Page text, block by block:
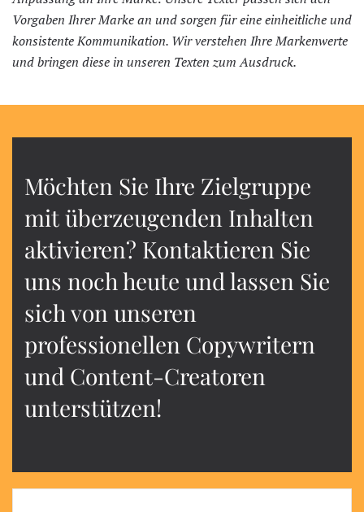
Vorgaben Ihrer Marke an und sorgen für eine einheitliche und
konsistente Kommunikation. Wir verstehen Ihre Markenwerte
und bringen diese in unseren Texten zum Ausdruck.
Möchten Sie Ihre Zielgruppe
mit überzeugenden Inhalten
aktivieren? Kontaktieren Sie
uns noch heute und lassen Sie
sich von unseren
professionellen Copywritern
und Content-Creatoren
unterstützen!